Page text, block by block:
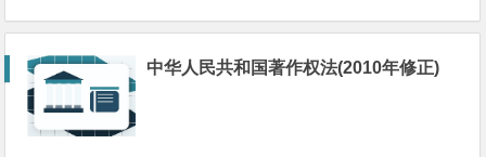
中华人民共和国著作权法(2010年修正)